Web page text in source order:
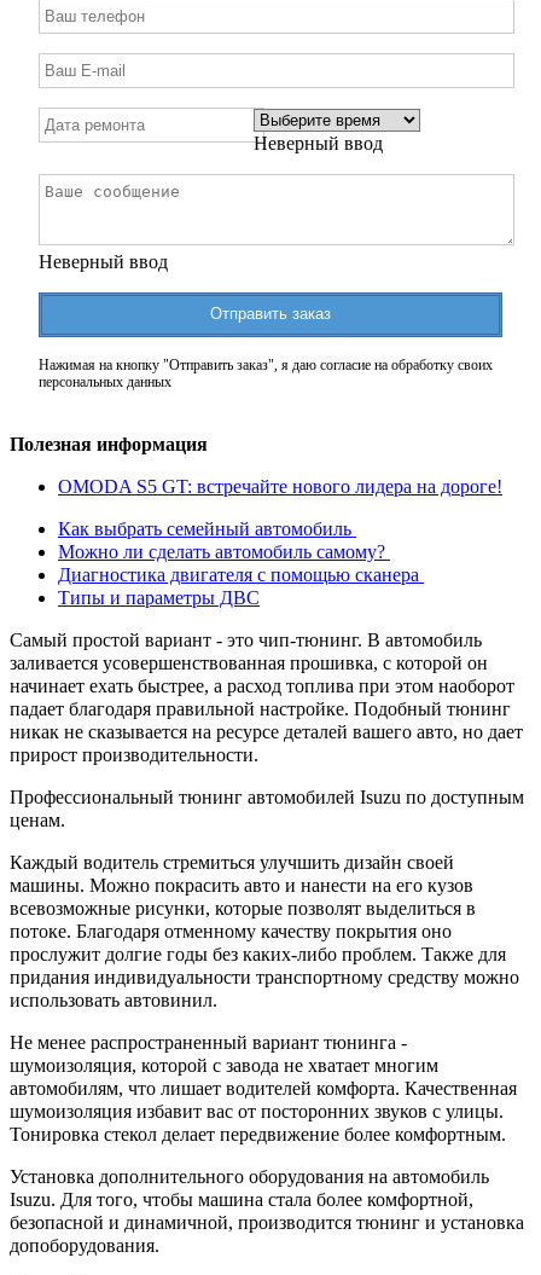
Неверный ввод
Неверный ввод
Отправить заказ
Нажимая на кнопку "Отправить заказ", я даю согласие на обработку своих
персональных данных
Полезная информация
OMODA S5 GT: встречайте нового лидера на дороге!
Как выбрать семейный автомобиль
Можно ли сделать автомобиль самому?
Диагностика двигателя с помощью сканера
Типы и параметры ДВС
Самый простой вариант - это чип-тюнинг. В автомобиль
заливается усовершенствованная прошивка, с которой он
начинает ехать быстрее, а расход топлива при этом наоборот
падает благодаря правильной настройке. Подобный тюнинг
никак не сказывается на ресурсе деталей вашего авто, но дает
прирост производительности.
Профессиональный тюнинг автомобилей Isuzu по доступным
ценам.
Каждый водитель стремиться улучшить дизайн своей
машины. Можно покрасить авто и нанести на его кузов
всевозможные рисунки, которые позволят выделиться в
потоке. Благодаря отменному качеству покрытия оно
прослужит долгие годы без каких-либо проблем. Также для
придания индивидуальности транспортному средству можно
использовать автовинил.
Не менее распространенный вариант тюнинга -
шумоизоляция, которой с завода не хватает многим
автомобилям, что лишает водителей комфорта. Качественная
шумоизоляция избавит вас от посторонних звуков с улицы.
Тонировка стекол делает передвижение более комфортным.
Установка дополнительного оборудования на автомобиль
Isuzu. Для того, чтобы машина стала более комфортной,
безопасной и динамичной, производится тюнинг и установка
допоборудования.